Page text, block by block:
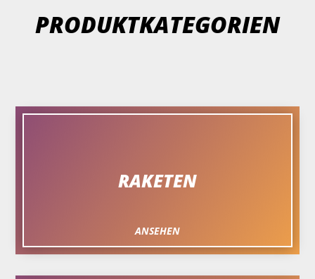
PRODUKTKATEGORIEN
RAKETEN
ANSEHEN